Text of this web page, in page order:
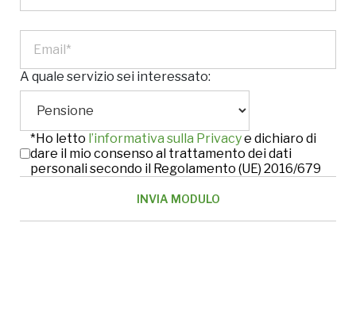
A quale servizio sei interessato:
*Ho letto l’informativa sulla Privacye dichiaro di
dare il mio consenso al trattamento dei dati
personali secondo il Regolamento (UE) 2016/679